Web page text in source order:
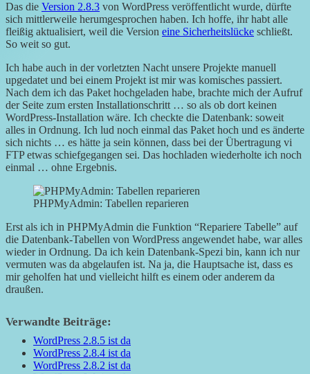
Das die Version 2.8.3 von WordPress veröffentlicht wurde, dürfte
sich mittlerweile herumgesprochen haben. Ich hoffe, ihr habt alle
fleißig aktualisiert, weil die Version eine Sicherheitslücke schließt.
So weit so gut.
Ich habe auch in der vorletzten Nacht unsere Projekte manuell
upgedatet und bei einem Projekt ist mir was komisches passiert.
Nach dem ich das Paket hochgeladen habe, brachte mich der Aufruf
der Seite zum ersten Installationschritt … so als ob dort keinen
WordPress-Installation wäre. Ich checkte die Datenbank: soweit
alles in Ordnung. Ich lud noch einmal das Paket hoch und es änderte
sich nichts … es hätte ja sein können, dass bei der Übertragung vi
FTP etwas schiefgegangen sei. Das hochladen wiederholte ich noch
einmal … ohne Ergebnis.
PHPMyAdmin: Tabellen reparieren
Erst als ich in PHPMyAdmin die Funktion “Repariere Tabelle” auf
die Datenbank-Tabellen von WordPress angewendet habe, war alles
wieder in Ordnung. Da ich kein Datenbank-Spezi bin, kann ich nur
vermuten was da abgelaufen ist. Na ja, die Hauptsache ist, dass es
mir geholfen hat und vielleicht hilft es einem oder anderem da
draußen.
Verwandte Beiträge:
WordPress 2.8.5 ist da
WordPress 2.8.4 ist da
WordPress 2.8.2 ist da